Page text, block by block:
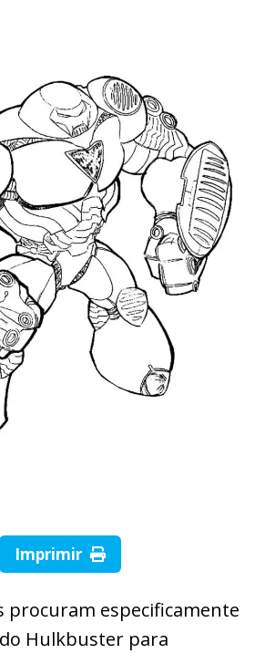
Imprimir
procuram especificamente
Hulkbuster para